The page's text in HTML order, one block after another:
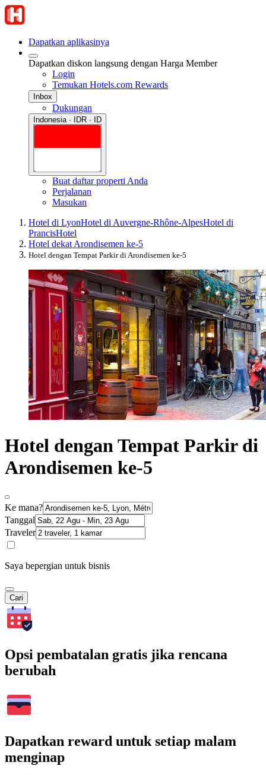
Dapatkan aplikasinya
Dapatkan diskon langsung dengan Harga Member
Login
Temukan Hotels.com Rewards
Inbox
Dukungan
Indonesia · IDR · ID
Buat daftar properti Anda
Perjalanan
Masukan
Hotel di LyonHotel di Auvergne-Rhône-AlpesHotel di
PrancisHotel
Hotel dekat Arondisemen ke-5
Hotel dengan Tempat Parkir di Arondisemen ke-5
Hotel dengan Tempat Parkir di
Arondisemen ke-5
Ke mana?
Tanggal
Traveler
Saya bepergian untuk bisnis
Cari
Opsi pembatalan gratis jika rencana
berubah
Dapatkan reward untuk setiap malam
menginap